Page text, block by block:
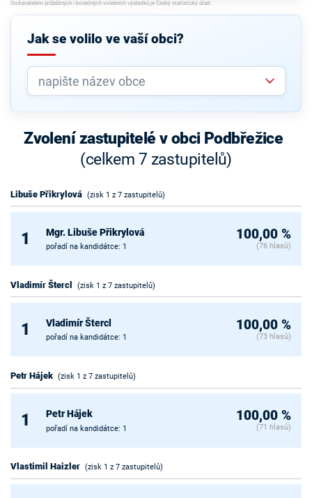
Jak se volilo ve vaší obci?
Zvolení zastupitelé v obci Podbřežice
(celkem 7 zastupitelů)
Libuše Přikrylová (zisk 1 z 7 zastupitelů)
1 Mgr. Libuše Přikrylová
pořadí na kandidátce: 1
100,00 %
(76 hlasů)
Vladimír Štercl (zisk 1 z 7 zastupitelů)
1 Vladimír Štercl
pořadí na kandidátce: 1
100,00 %
(73 hlasů)
Petr Hájek (zisk 1 z 7 zastupitelů)
1 Petr Hájek
pořadí na kandidátce: 1
100,00 %
(71 hlasů)
Vlastimil Haizler (zisk 1 z 7 zastupitelů)